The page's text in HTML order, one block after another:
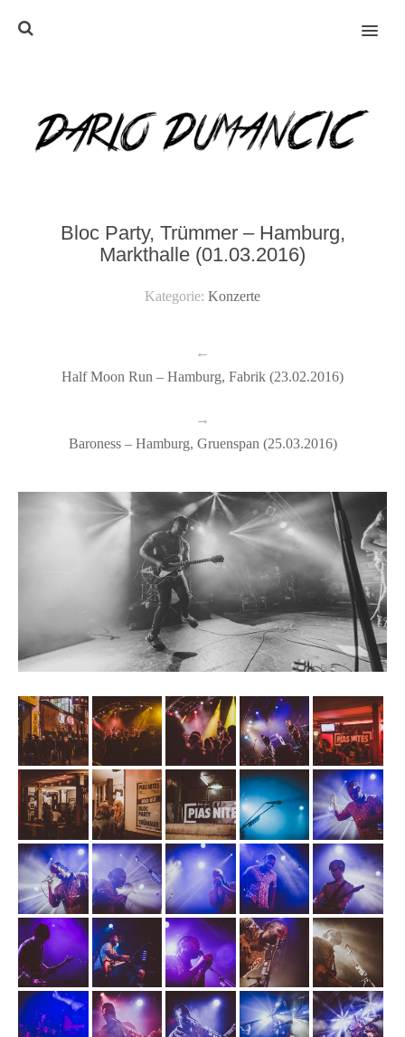
MENU
Bloc Party, Trümmer – Hamburg,
Markthalle (01.03.2016)
Kategorie: Konzerte
←
Half Moon Run – Hamburg, Fabrik (23.02.2016)
→
Baroness – Hamburg, Gruenspan (25.03.2016)